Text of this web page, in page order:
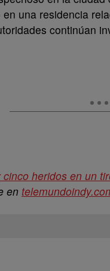
una residencia
continúan
heridos en un
en